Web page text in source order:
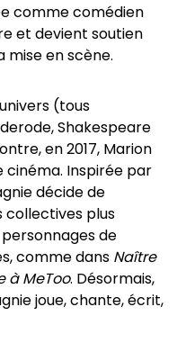
comme comédien
et devient soutien
mise en scène.
(tous
Shakespeare
en 2017, Marion
cinéma. Inspirée par
décide de
collectives plus
de
comme dans Naître
à MeToo. Désormais,
joue, chante, écrit,